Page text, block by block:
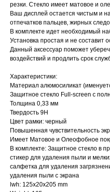
резки. Стекло имеет матовое и
Ваш дисплей остается чистым и
отпечатков пальцев, жирных
В комплекте идет необходимый
Установка простая и не составит
Данный аксессуар поможет
воздействий и продлить срок
Характеристики:
Материал алюмосиликат
Защитное стекло Full-screen с
Толщина 0,33 мм
Твердость 9Н
Цвет рамки: черный
Повышенная чувствительность
Имеет Матовое и Олеофобное
В комплекте: Защитное стекло в
стикер для удаления пыли и
салфетка для удаления
удаления пыли с экрана
lwh: 125x20x205 mm